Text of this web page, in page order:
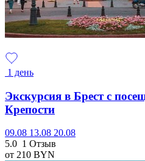
1 день
Экскурсия в Брест с
Крепости
09.08 13.08 20.08
5.0 1 Отзыв
от 210 BYN